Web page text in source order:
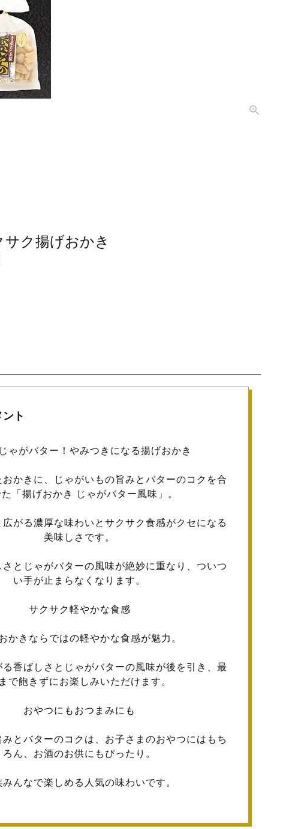
ク揚げおかき
ト
ゃがバター！やみつきになる揚げおかき
かきに、じゃがいもの旨みとバターのコクを合
「揚げおかき じゃがバター風味」。
がる濃厚な味わいとサクサク食感がクセになる
美味しさです。
とじゃがバターの風味が絶妙に重なり、ついつ
い手が止まらなくなります。
サクサク軽やかな食感
かきならではの軽やかな食感が魅力。
る香ばしさとじゃがバターの風味が後を引き、最
で飽きずにお楽しみいただけます。
おやつにもおつまみにも
みとバターのコクは、お子さまのおやつにはもち
ろん、お酒のお供にもぴったり。
みんなで楽しめる人気の味わいです。